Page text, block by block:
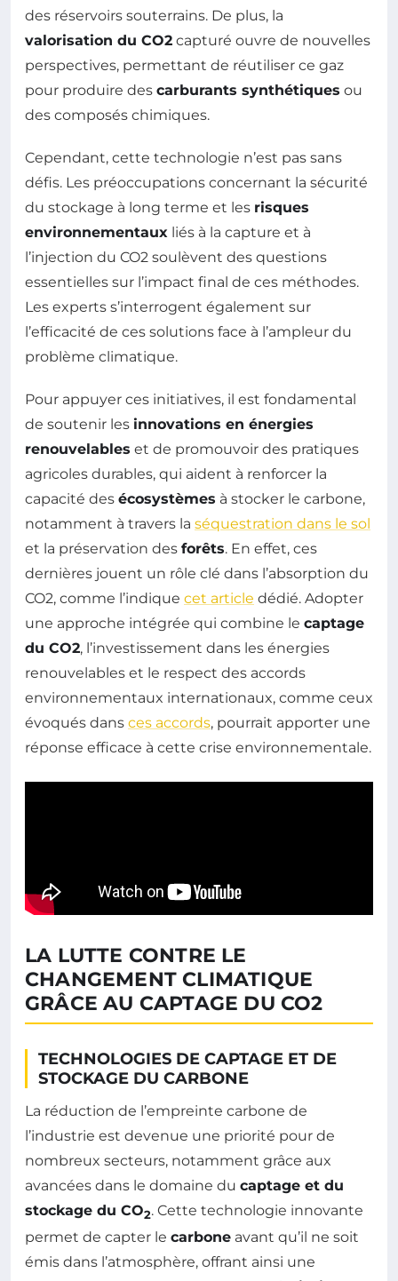
des réservoirs souterrains. De plus, la
valorisation du CO2 capturé ouvre de nouvelles
perspectives, permettant de réutiliser ce gaz
pour produire des carburants synthétiques ou
des composés chimiques.
Cependant, cette technologie n’est pas sans
défis. Les préoccupations concernant la sécurité
du stockage à long terme et les risques
environnementaux liés à la capture et à
l’injection du CO2 soulèvent des questions
essentielles sur l’impact final de ces méthodes.
Les experts s’interrogent également sur
l’efficacité de ces solutions face à l’ampleur du
problème climatique.
Pour appuyer ces initiatives, il est fondamental
de soutenir les innovations en énergies
renouvelables et de promouvoir des pratiques
agricoles durables, qui aident à renforcer la
capacité des écosystèmes à stocker le carbone,
notamment à travers la séquestration dans le sol
et la préservation des forêts. En effet, ces
dernières jouent un rôle clé dans l’absorption du
CO2, comme l’indique cet article dédié. Adopter
une approche intégrée qui combine le captage
du CO2, l’investissement dans les énergies
renouvelables et le respect des accords
environnementaux internationaux, comme ceux
évoqués dans ces accords, pourrait apporter une
réponse efficace à cette crise environnementale.
LA LUTTE CONTRE LE
CHANGEMENT CLIMATIQUE
GRÂCE AU CAPTAGE DU CO2
TECHNOLOGIES DE CAPTAGE ET DE
STOCKAGE DU CARBONE
La réduction de l’empreinte carbone de
l’industrie est devenue une priorité pour de
nombreux secteurs, notamment grâce aux
avancées dans le domaine du captage et du
stockage du CO2. Cette technologie innovante
permet de capter le carbone avant qu’il ne soit
émis dans l’atmosphère, offrant ainsi une